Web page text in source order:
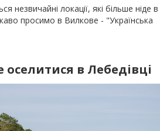
локації, які більше ніде в
просимо в Вилкове - "Українська
оселитися в Лебедівці